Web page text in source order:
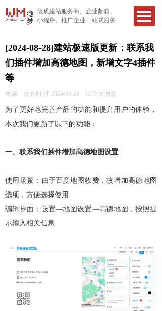
[2024-08-28]建站极速版更新：联系我
们插件增加高德地图，新增文字4插件
等
来源: 发布时间: 2024-08-28 1279 次浏览
为了更好地完善产品的功能和提升用户的体验，
本次我们更新了以下的功能：
一、联系我们插件增加高德地图设置
使用场景：由于百度地图收费，故增加高德地图
选项，方便选择使用
编辑界面：设置—地图设置—高德地图，按照提
示输入相关信息
优质建站服务商、企业邮箱、
小程序、推广企业一站式服务